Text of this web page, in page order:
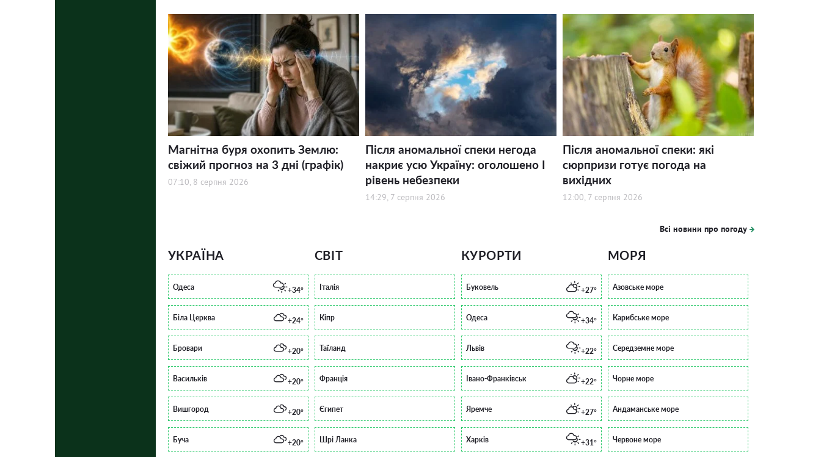
Магнітна буря охопить Землю:
свіжий прогноз на 3 дні (графік)
07:10, 8 серпня 2026
Після аномальної спеки негода
накриє усю Україну: оголошено І
рівень небезпеки
14:29, 7 серпня 2026
Після аномальної спеки: які
сюрпризи готує погода на
вихідних
12:00, 7 серпня 2026
Всі новини про погоду
УКРАЇНА
Одеса +34°
Біла Церква +24°
Бровари +20°
Васильків +20°
Вишгород +20°
Буча +20°
СВІТ
Італія
Кіпр
Таїланд
Франція
Єгипет
Шрі Ланка
КУРОРТИ
Буковель +27°
Одеса +34°
Львів +22°
Івано-Франківськ +22°
Яремче +27°
Харків +31°
МОРЯ
Азовське море
Карибське море
Середземне море
Чорне море
Андаманське море
Червоне море